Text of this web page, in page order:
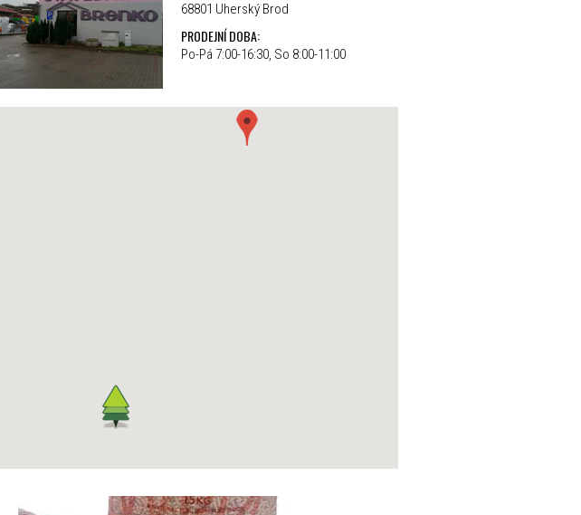
68801 Uherský Brod
PRODEJNÍ DOBA:
Po-Pá 7:00-16:30, So 8:00-11:00